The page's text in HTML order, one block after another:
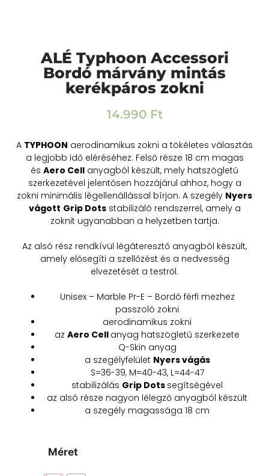
ALÉ Typhoon Accessori
Bordó márvány mintás
kerékpáros zokni
14.990 Ft
A TYPHOON aerodinamikus zokni a tökéletes választás
a legjobb idő eléréséhez. Felső része 18 cm magas
és Aero Cell anyagból készült, mely hatszögletű
szerkezetével jelentősen hozzájárul ahhoz, hogy a
zokni minimális légellenállással bírjon. A szegély Nyers
vágott Grip Dotsstabilizáló rendszerrel, amely a
zoknit ugyanabban a helyzetben tartja.
Az alsó rész rendkívül légáteresztő anyagból készült,
amely elősegíti a szellőzést és a nedvesség
elvezetését a testről.
Unisex – Marble Pr-E – Bordó férfi mezhez
passzoló zokni
aerodinamikus zokni
az Aero Cell anyag hatszögletű szerkezete
Q-Skin anyag
a szegélyfelület Nyers vágás
S=36-39, M=40-43, L=44-47
stabilizálás Grip Dots segítségével
az alsó része nagyon lélegző anyagból készült
a szegély magassága 18 cm
Méret